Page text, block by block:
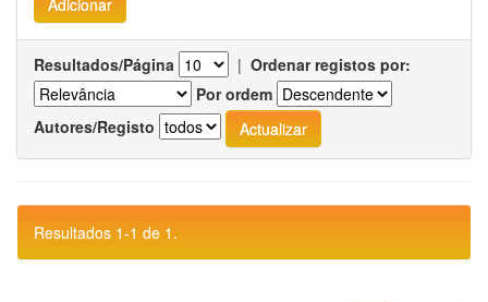
Resultados/Página | Ordenar registos por:
Por ordem
Autores/Registo
Resultados 1-1 de 1.